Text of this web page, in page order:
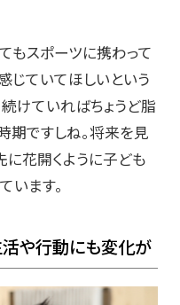
もスポーツに携わって
じていてほしいという
続けていればちょうど脂
期ですしね。将来を見
に花開くように子ども
います。
活や行動にも変化が